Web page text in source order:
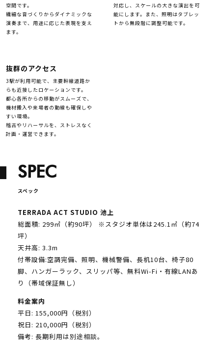
空間です。
繊細な音づくりからダイナミックな
演奏まで、用途に応じた表現を支え
ます。
対応し、スケールの大きな演出を可
能にします。また、照明はタブレッ
トから無段階に調整可能です。
抜群のアクセス
3駅が利用可能で、主要幹線道路か
らも近接したロケーションです。
都心各所からの移動がスムーズで、
機材搬入や来場者の動線も確保しや
すい環境。
稽古やリハーサルを、ストレスなく
計画・運営できます。
SPEC
スペック
TERRADA ACT STUDIO 池上
総面積: 299㎡（約90坪） ※スタジオ単体は245.1㎡（約74
坪）
天井高: 3.3m
付帯設備:空調完備、照明、機械警備、長机10台、椅子80
脚、ハンガーラック、スリッパ等、無料Wi-Fi・有線LANあ
り（帯域保証無し）
料金案内
平日: 155,000円（税別）
祝日: 210,000円（税別）
備考: 長期利用は別途相談。